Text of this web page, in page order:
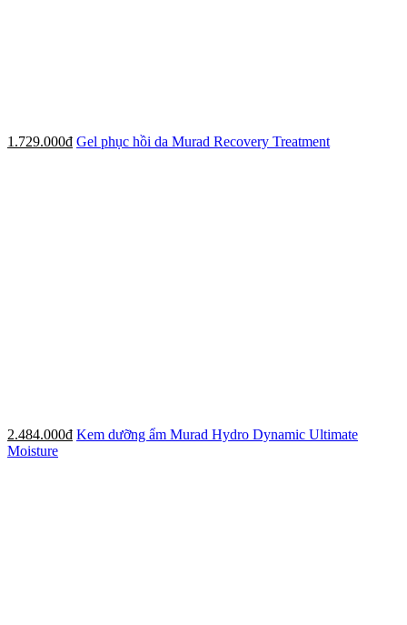
1.729.000đ Gel phục hồi da Murad Recovery Treatment
2.484.000đ Kem dưỡng ẩm Murad Hydro Dynamic Ultimate
Moisture